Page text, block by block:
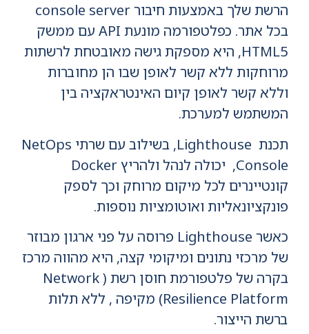
הרשת שלך באמצעות חיבור console server
בכל אתר. כפלטפורמה מונעת API עם ממשק
HTML5, היא מספקת גישה מאובטחת לרשתות
מרוחקות ללא קשר לאופן שבו הן מחוברות
וללא קשר לאופן קיום האינטראקציה בין
המשתמש למערכת.
תכנת Lighthouse, בשילוב עם שרתי NetOps
קונטיינרים לכל מיקום מרוחק וכך לספק
פונקציונאליות ואוטומציות נוספות.
כאשר Lighthouse פרוסה על פני ארגון מבוזר
של מרכזי נתונים ומיקומי קצה, היא מהווה מרכז
בקרה של פלטפורמת חוסן רשת ( Network
Resilience Platform) מקיפה , ללא תלות
ברשת הייצור.